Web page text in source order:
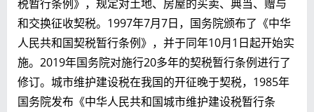
税暂行条例》，规定对土地、房屋的买卖、典当、赠与
和交换征收契税。1997年7月7日，国务院颁布了《中华
人民共和国契税暂行条例》，并于同年10月1日起开始实
施。2019年国务院对施行20多年的契税暂行条例进行了
修订。城市维护建设税在我国的开征晚于契税，1985年
国务院发布《中华人民共和国城市维护建设税暂行条